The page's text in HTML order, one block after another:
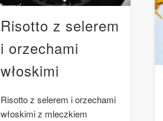
Risotto z selerem
i orzechami
włoskimi
Risotto z selerem i orzechami
włoskimi z mleczkiem